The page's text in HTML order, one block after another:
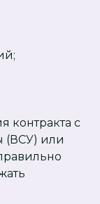
контракта с
(ВСУ) или